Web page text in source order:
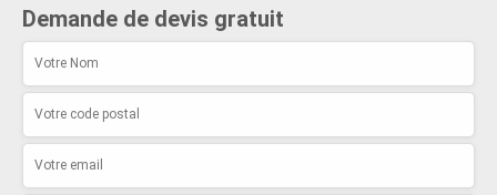
Demande de devis gratuit